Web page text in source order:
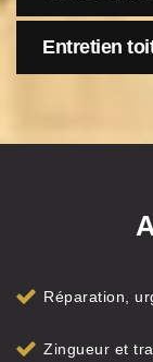
Entretien
Réparation,
Zingueur et